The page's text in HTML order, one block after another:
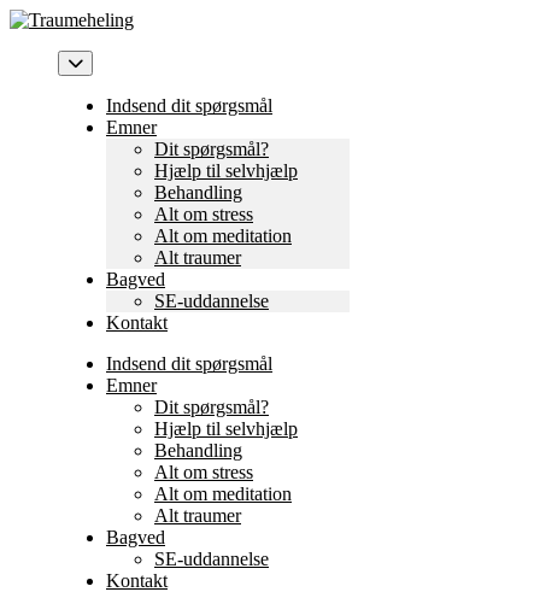
Skip
Indsend dit spørgsmål
Emner
Dit spørgsmål?
Hjælp til selvhjælp
Behandling
Alt om stress
Alt om meditation
Alt traumer
Bagved
SE-uddannelse
Kontakt
Indsend dit spørgsmål
Emner
Dit spørgsmål?
Hjælp til selvhjælp
Behandling
Alt om stress
Alt om meditation
Alt traumer
Bagved
SE-uddannelse
Kontakt